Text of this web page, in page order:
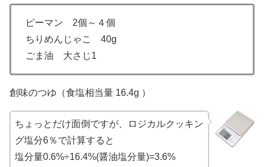
ピーマン 2個～４個
ちりめんじゃこ 40g
ごま油 大さじ1
創味のつゆ（食塩相当量 16.4g ）
ちょっとだけ面倒ですが、ロジカルクッキン
グ塩分6％で計算すると
塩分量0.6%÷16.4%(醤油塩分量)=3.6%